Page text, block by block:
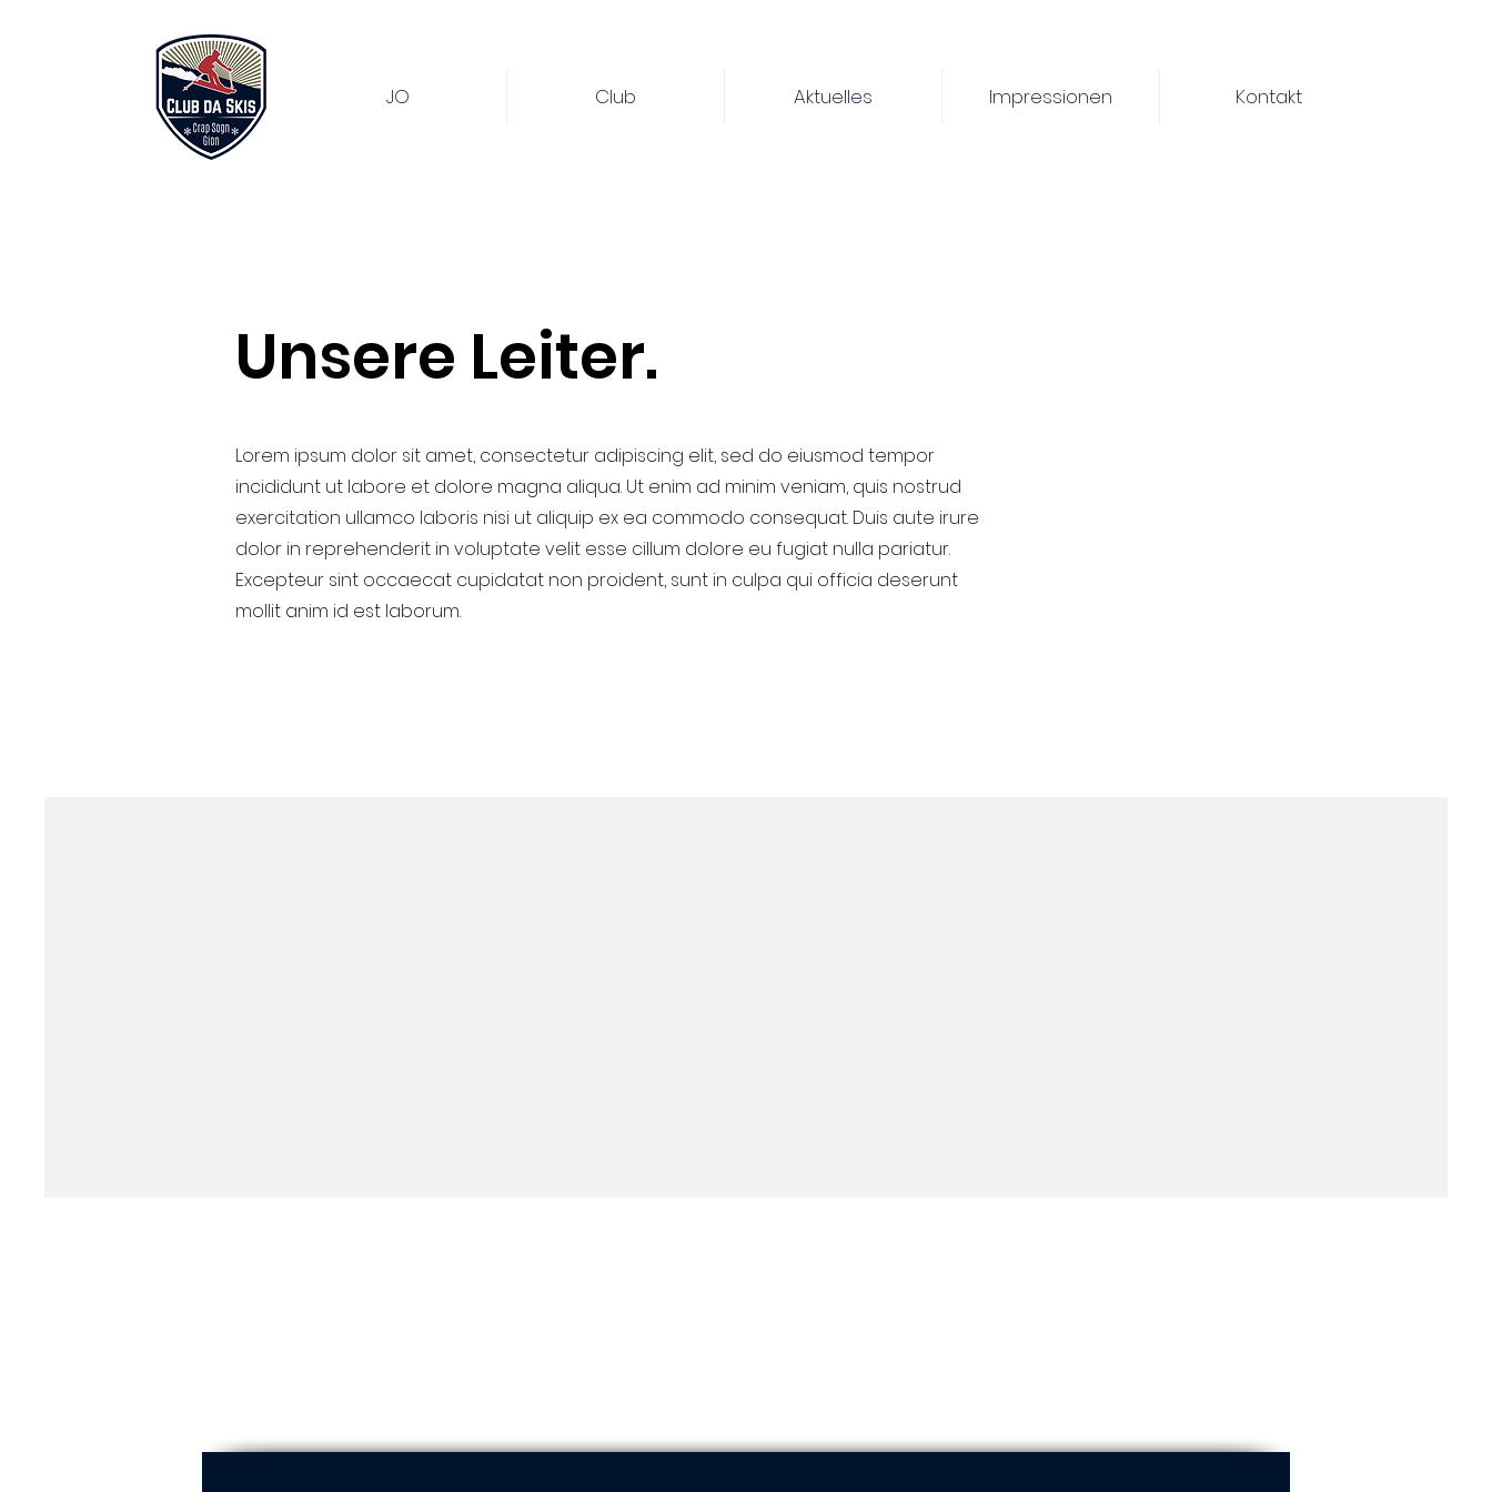
JO Club Aktuelles Impressionen Kontakt
Unsere Leiter.
Lorem ipsum dolor sit amet, consectetur adipiscing elit, sed do eiusmod tempor
incididunt ut labore et dolore magna aliqua. Ut enim ad minim veniam, quis nostrud
exercitation ullamco laboris nisi ut aliquip ex ea commodo consequat. Duis aute irure
dolor in reprehenderit in voluptate velit esse cillum dolore eu fugiat nulla pariatur.
Excepteur sint occaecat cupidatat non proident, sunt in culpa qui officia deserunt
mollit anim id est laborum.